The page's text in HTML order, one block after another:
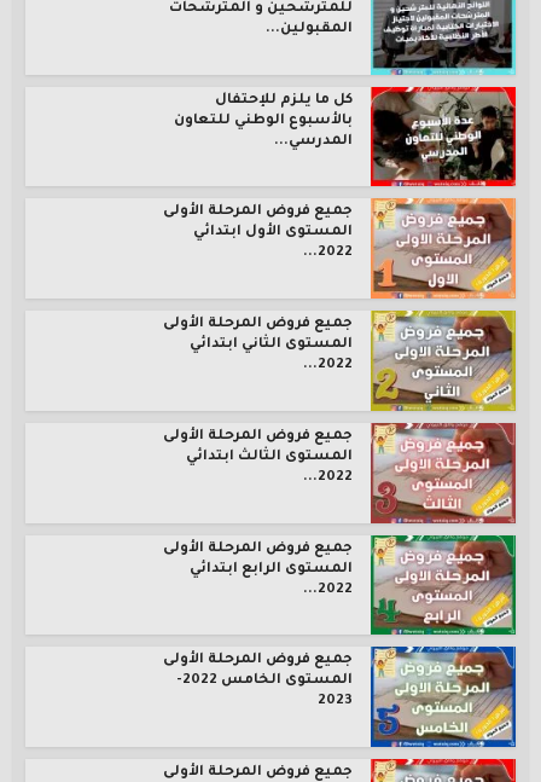
للمترشحين و المترشحات
المقبولين...
كل ما يلزم للإحتفال
بالأسبوع الوطني للتعاون
المدرسي...
جميع فروض المرحلة الأولى
المستوى الأول ابتدائي
2022...
جميع فروض المرحلة الأولى
المستوى الثاني ابتدائي
2022...
جميع فروض المرحلة الأولى
المستوى الثالث ابتدائي
2022...
جميع فروض المرحلة الأولى
المستوى الرابع ابتدائي
2022...
جميع فروض المرحلة الأولى
المستوى الخامس 2022-
2023
جميع فروض المرحلة الأولى